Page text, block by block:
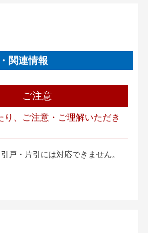
関連情報
ご注意
り、ご注意・ご理解いただき
・片引には対応できません。